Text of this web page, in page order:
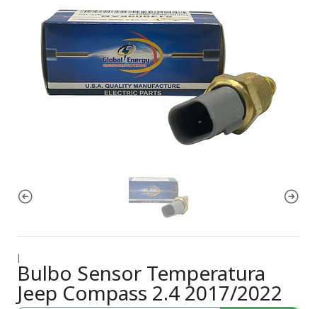
|
Bulbo Sensor Temperatura
Jeep Compass 2.4 2017/2022